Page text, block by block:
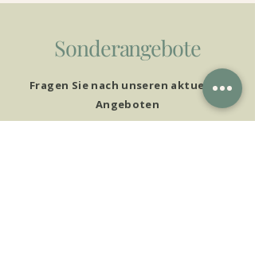
Sonderangebote
Fragen Sie nach unseren aktuellen
Angeboten